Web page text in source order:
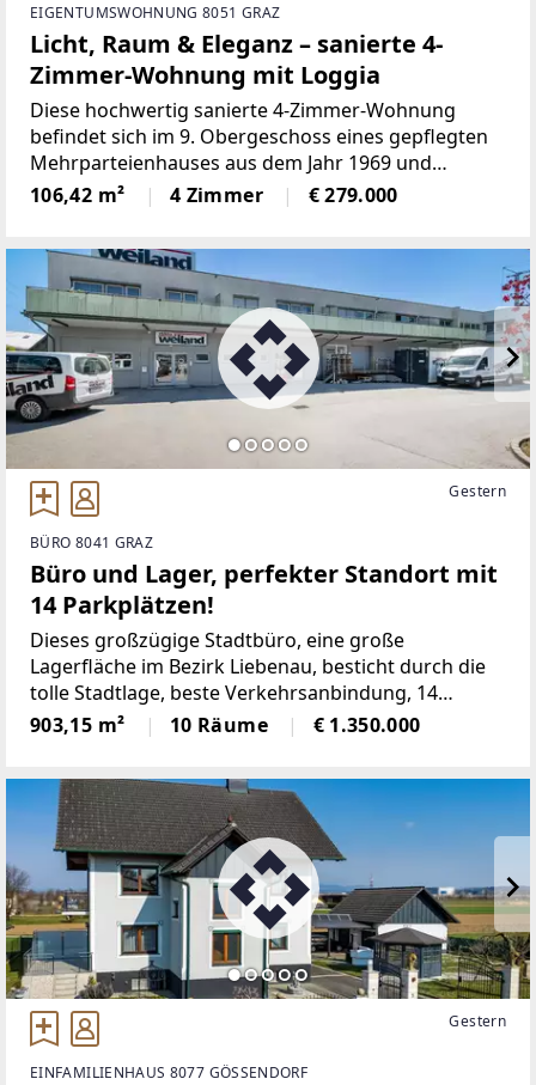
EIGENTUMSWOHNUNG 8051 GRAZ
Licht, Raum & Eleganz – sanierte 4-
Zimmer-Wohnung mit Loggia
Diese hochwertig sanierte 4-Zimmer-Wohnung
befindet sich im 9. Obergeschoss eines gepflegten
Mehrparteienhauses aus dem Jahr 1969 und
überzeugt durch ihre Großzügigkeit, ihre moderne
Ausstattung sowie ein außergewöhnlich
106,42 m² 4 Zimmer € 279.000
Gestern
BÜRO 8041 GRAZ
Büro und Lager, perfekter Standort mit
14 Parkplätzen!
Dieses großzügige Stadtbüro, eine große
Lagerfläche im Bezirk Liebenau, besticht durch die
tolle Stadtlage, beste Verkehrsanbindung, 14
eigenen Parkplätzen und die sehr großzügigen
hellen Räume.Überzeugen Sie sich und genießen Sie
903,15 m² 10 Räume € 1.350.000
Gestern
EINFAMILIENHAUS 8077 GÖSSENDORF